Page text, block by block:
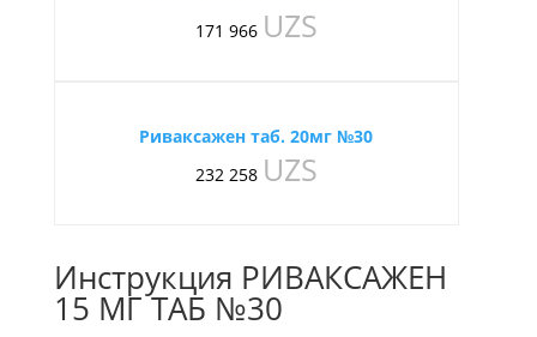
171 966 UZS
Риваксажен таб. 20мг №30
232 258 UZS
Инструкция РИВАКСАЖЕН
15 МГ ТАБ №30